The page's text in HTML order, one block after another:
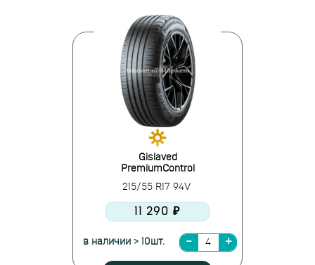
Gislaved
PremiumControl
215/55 R17 94V
11 290 ₽
в наличии > 10шт.